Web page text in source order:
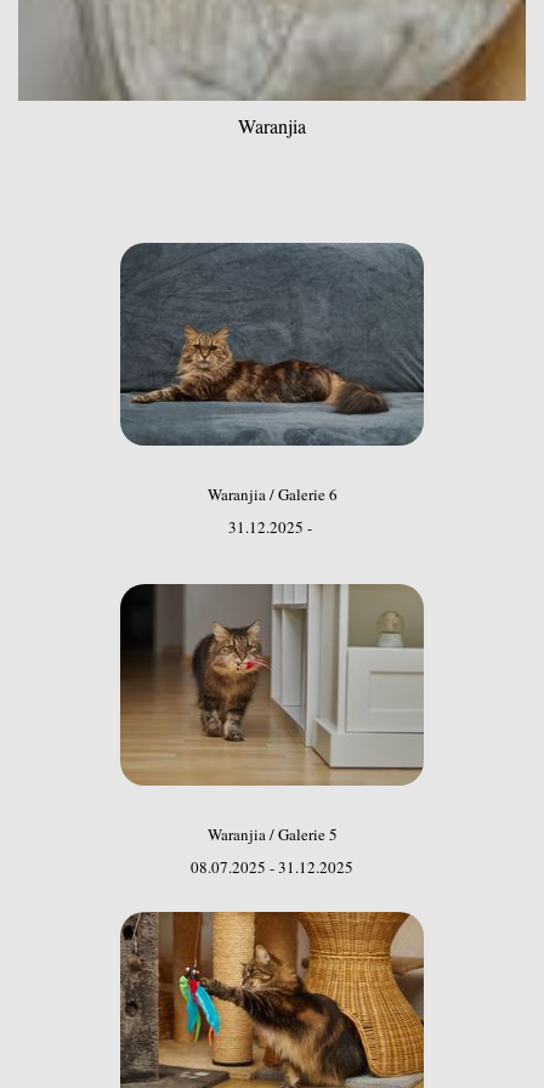
Waranjia
Waranjia / Galerie 6
31.12.2025 -
Waranjia / Galerie 5
08.07.2025 - 31.12.2025